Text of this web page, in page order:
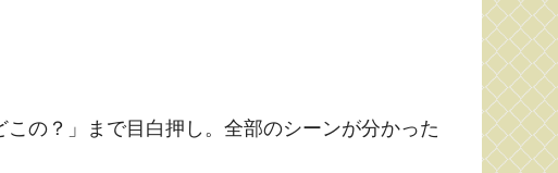
の？」まで目白押し。全部のシーンが分かった